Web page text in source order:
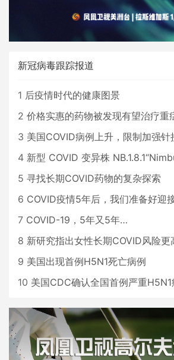
新冠病毒跟踪报道
1 后疫情时代的健康图景
2 价格实惠的药物被发现有望治疗重
3 美国COVID病例上升，限制加强针
4 新型 COVID 变异株 NB.1.8.1“Nimbus”现已
5 寻找长期COVID药物的复杂探索
6 COVID疫情5年后，我们准备好迎接下
7 COVID-19，5年又5年…
8 新研究指出女性长期COVID风险更高 少
9 美国出现首例H5N1死亡病例
10 美国CDC确认全国首例严重H5N1病例